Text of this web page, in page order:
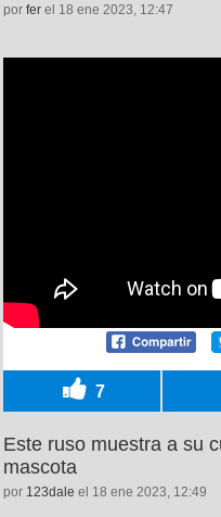
por fer el 18 ene 2023, 12:47
7
Este ruso muestra a su
mascota
por 123dale el 18 ene 2023, 12:49